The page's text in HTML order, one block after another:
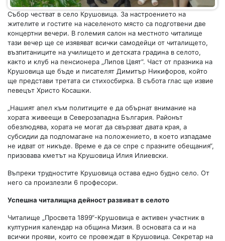
Събор честват в село Крушовица. За настроението на
жителите и гостите на населеното място са подготвени две
концертни вечери. В големия салон на местното читалище
тази вечер ще се изявяват всички самодейци от читалището,
възпитаниците на училището и детската градина в селото,
както и клуб на пенсионера „Липов Цвят“. Част от празника на
Крушовица ще бъде и писателят Димитър Никифоров, който
ще представи третата си стихосбирка. В събота глас ще извие
певецът Христо Косашки.
„Нашият апел към политиците е да обърнат внимание на
хората живеещи в Северозападна България. Районът
обезлюдява, хората не могат да свързват двата края, а
субсидии да подпомагане на положението, в което изпадаме
не идват от никъде. Време е да се спре с празните обещания“,
призовава кметът на Крушовица Илия Илиевски.
Въпреки трудностите Крушовица остава едно будно село. От
него са произлезли 6 професори.
Успешна читалищна дейност развиват в селото
Читалище „Просвета 1899“-Крушовица е активен участник в
културния календар на община Мизия. В основата са и на
всички прояви, които се провеждат в Крушовица. Секретар на